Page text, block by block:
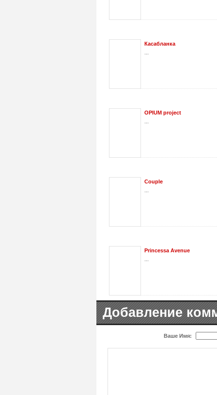
Касабланка
OPIUM project
Couple
Princessa Avenue
Добавление
Ваше Имя: